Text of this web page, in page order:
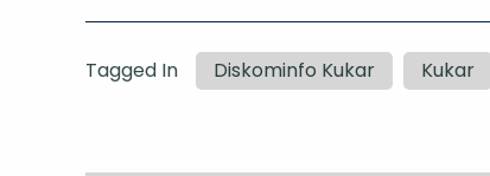
Tagged In Diskominfo Kukar Kukar